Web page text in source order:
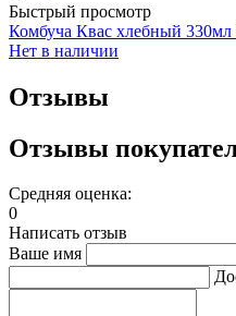
Быстрый просмотр
Комбуча Квас хлебный 330мл
Нет в наличии
Отзывы
Отзывы
Средняя оценка:
0
Написать отзыв
Ваше имя